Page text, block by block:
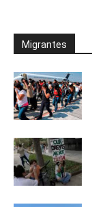
Migrantes